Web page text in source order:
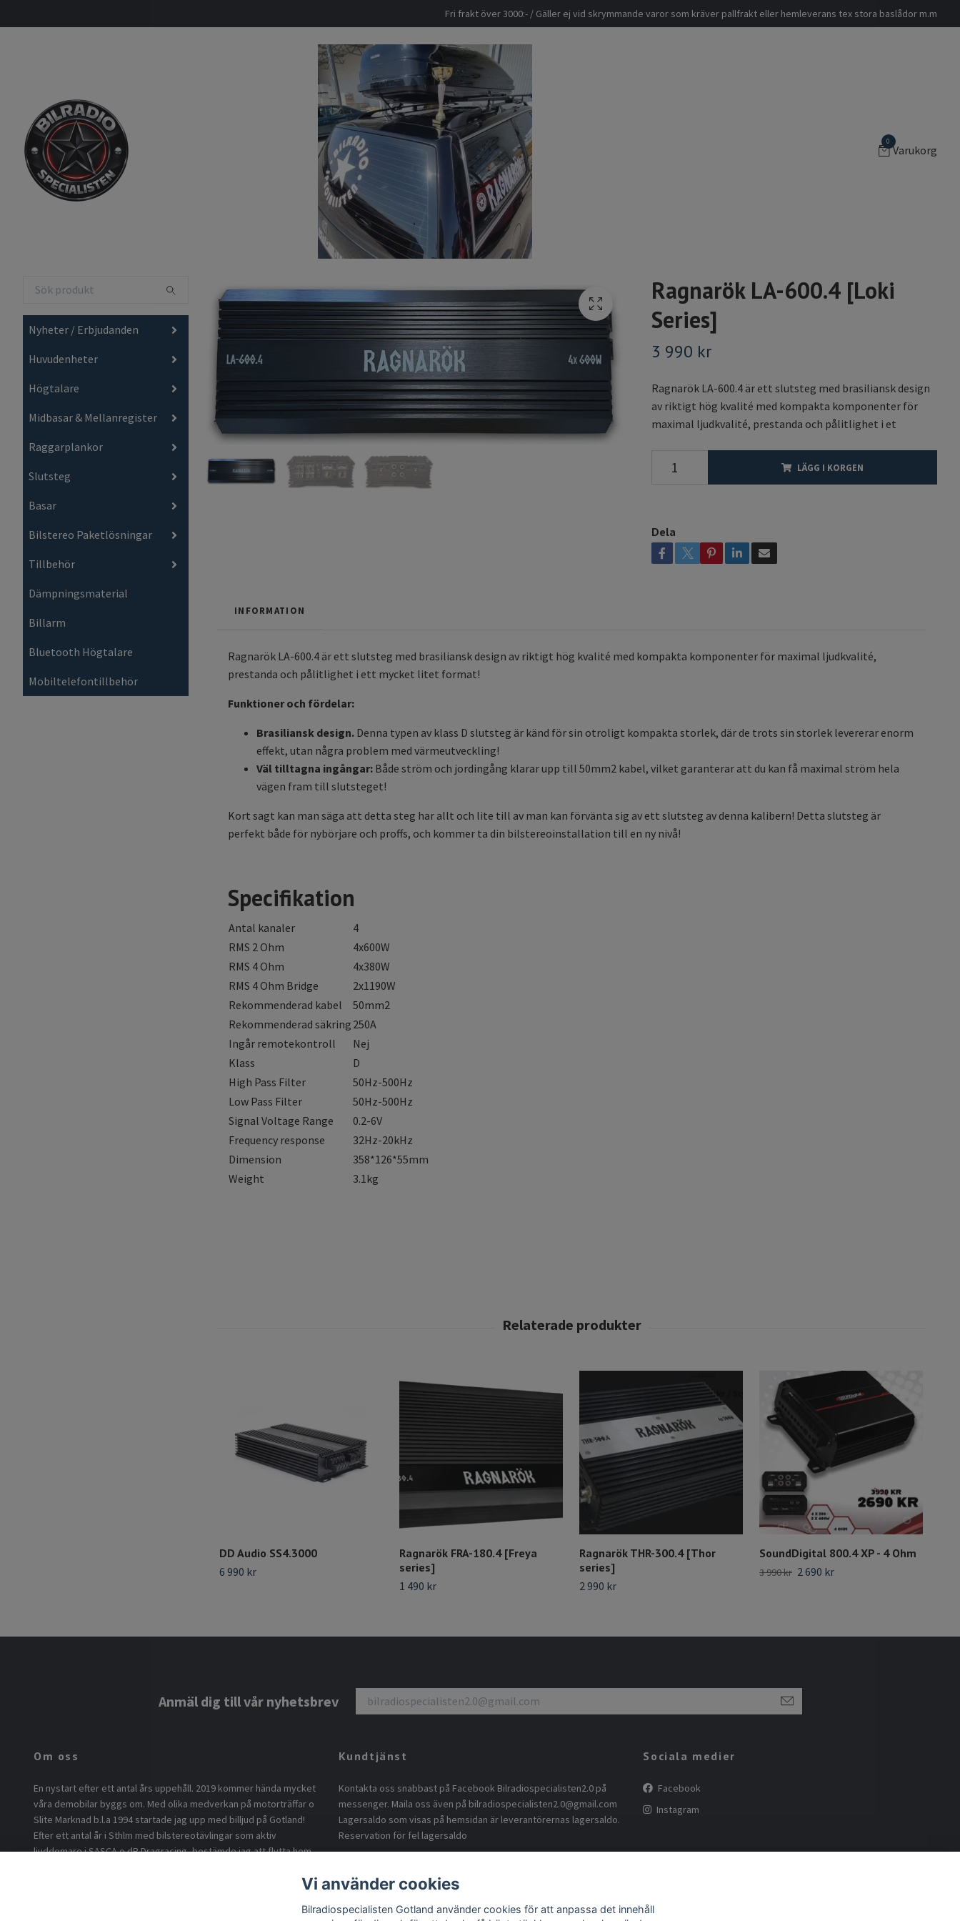
Fri frakt över 3000:- / Gäller ej vid skrymmande varor som kräver pallfrakt eller hemleverans tex stora baslådor m.m
0
Varukorg
Nyheter / Erbjudanden
Huvudenheter
Högtalare
Midbasar & Mellanregister
Raggarplankor
Slutsteg
Basar
Bilstereo Paketlösningar
Tillbehör
Dämpningsmaterial
Billarm
Bluetooth Högtalare
Mobiltelefontillbehör
Ragnarök LA-600.4 [Loki
Series]
3 990 kr
Ragnarök LA-600.4 är ett slutsteg med brasiliansk design
av riktigt hög kvalité med kompakta komponenter för
maximal ljudkvalité, prestanda och pålitlighet i et
LÄGG I KORGEN
Dela
INFORMATION
Ragnarök LA-600.4 är ett slutsteg med brasiliansk design av riktigt hög kvalité med kompakta komponenter för maximal ljudkvalité,
prestanda och pålitlighet i ett mycket litet format!
Funktioner och fördelar:
Brasiliansk design. Denna typen av klass D slutsteg är känd för sin otroligt kompakta storlek, där de trots sin storlek levererar enorm
effekt, utan några problem med värmeutveckling!
Väl tilltagna ingångar: Både ström och jordingång klarar upp till 50mm2 kabel, vilket garanterar att du kan få maximal ström hela
vägen fram till slutsteget!
Kort sagt kan man säga att detta steg har allt och lite till av man kan förvänta sig av ett slutsteg av denna kalibern! Detta slutsteg är
perfekt både för nybörjare och proffs, och kommer ta din bilstereoinstallation till en ny nivå!
Specifikation
Antal kanaler
4
RMS 2 Ohm
4x600W
RMS 4 Ohm
4x380W
RMS 4 Ohm Bridge
2x1190W
Rekommenderad kabel
50mm2
Rekommenderad säkring 250A
Ingår remotekontroll
Nej
Klass
D
High Pass Filter
50Hz-500Hz
Low Pass Filter
50Hz-500Hz
Signal Voltage Range
0.2-6V
Frequency response
32Hz-20kHz
Dimension
358*126*55mm
Weight
3.1kg
DD Audio SS4.3000
6 990 kr
Ragnarök FRA-180.4 [Freya
series]
1 490 kr
Ragnarök THR-300.4 [Thor
series]
2 990 kr
SoundDigital 800.4 XP - 4 Ohm
3 990 kr 2 690 kr
Anmäl dig till vår nyhetsbrev
Om oss
En nystart efter ett antal års uppehåll. 2019 kommer hända mycket
våra demobilar byggs om. Med olika medverkan på motorträffar o
Slite Marknad b.l.a 1994 startade jag upp med billjud på Gotland!
Efter ett antal år i Sthlm med bilstereotävlingar som aktiv
ljuddomare i SASCA o dB Dragracing, bestämde jag att flytta hem
som föddes 1994 som idé sprutan o eldsjälen för byggandet av
Kundtjänst
Kontakta oss snabbast på Facebook Bilradiospecialisten2.0 på
messenger. Maila oss även på bilradiospecialisten2.0@gmail.com
Lagersaldo som visas på hemsidan är leverantörernas lagersaldo.
Reservation för fel lagersaldo
Sociala medier
Facebook
Instagram
Vi använder cookies
Bilradiospecialisten Gotland använder cookies för att anpassa det innehåll